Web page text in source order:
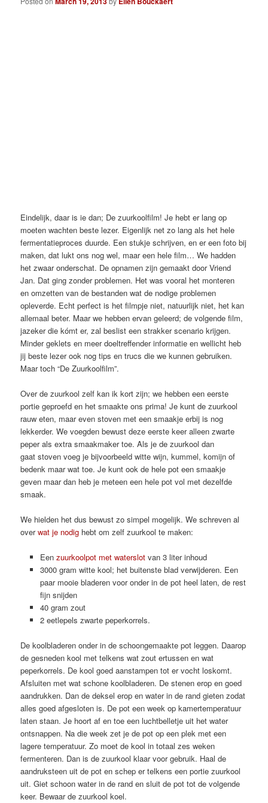
Eindelijk, daar is ie dan; De zuurkoolfilm! Je hebt er lang op
moeten wachten beste lezer. Eigenlijk net zo lang als het hele
fermentatieproces duurde. Een stukje schrijven, en er een foto bij
maken, dat lukt ons nog wel, maar een hele film… We hadden
het zwaar onderschat. De opnamen zijn gemaakt door Vriend
Jan. Dat ging zonder problemen. Het was vooral het monteren
en omzetten van de bestanden wat de nodige problemen
opleverde. Echt perfect is het filmpje niet, natuurlijk niet, het kan
allemaal beter. Maar we hebben ervan geleerd; de volgende film,
jazeker die kómt er, zal beslist een strakker scenario krijgen.
Minder geklets en meer doeltreffender informatie en wellicht heb
jij beste lezer ook nog tips en trucs die we kunnen gebruiken.
Maar toch “De Zuurkoolfilm”.
Over de zuurkool zelf kan ik kort zijn; we hebben een eerste
portie geproefd en het smaakte ons prima! Je kunt de zuurkool
rauw eten, maar even stoven met een smaakje erbij is nog
lekkerder. We voegden bewust deze eerste keer alleen zwarte
peper als extra smaakmaker toe. Als je de zuurkool dan
gaat stoven voeg je bijvoorbeeld witte wijn, kummel, komijn of
bedenk maar wat toe. Je kunt ook de hele pot een smaakje
geven maar dan heb je meteen een hele pot vol met dezelfde
smaak.
We hielden het dus bewust zo simpel mogelijk. We schreven al
overwat je nodig hebt om zelf zuurkool te maken:
Een zuurkoolpot met waterslotvan 3 liter inhoud
3000 gram witte kool; het buitenste blad verwijderen. Een
paar mooie bladeren voor onder in de pot heel laten, de rest
fijn snijden
40 gram zout
2 eetlepels zwarte peperkorrels.
De koolbladeren onder in de schoongemaakte pot leggen. Daarop
de gesneden kool met telkens wat zout ertussen en wat
peperkorrels. De kool goed aanstampen tot er vocht loskomt.
Afsluiten met wat schone koolbladeren. De stenen erop en goed
aandrukken. Dan de deksel erop en water in de rand gieten zodat
alles goed afgesloten is. De pot een week op kamertemperatuur
laten staan. Je hoort af en toe een luchtbelletje uit het water
ontsnappen. Na die week zet je de pot op een plek met een
lagere temperatuur. Zo moet de kool in totaal zes weken
fermenteren. Dan is de zuurkool klaar voor gebruik. Haal de
aandruksteen uit de pot en schep er telkens een portie zuurkool
uit. Giet schoon water in de rand en sluit de pot tot de volgende
keer. Bewaar de zuurkool koel.